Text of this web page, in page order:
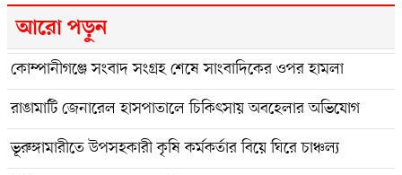
আরো পড়ুন
কোম্পানীগঞ্জে সংবাদ সংগ্রহ শেষে সাংবাদিকের ওপর হামলা
রাঙামাটি জেনারেল হাসপাতালে চিকিৎসায় অবহেলার অভিযোগ
ভূরুঙ্গামারীতে উপসহকারী কৃষি কর্মকর্তার বিয়ে ঘিরে চাঞ্চল্য